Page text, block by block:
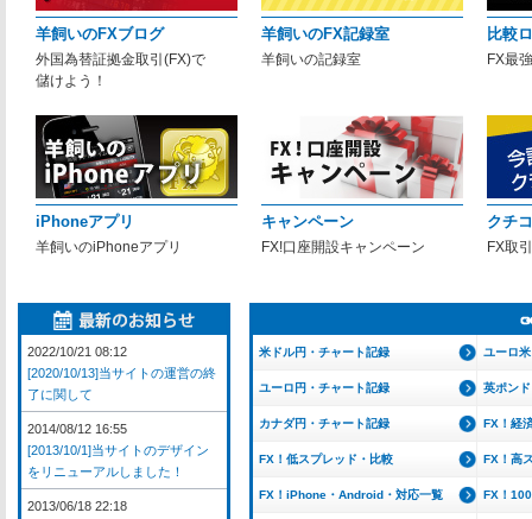
羊飼いのFXブログ
外国為替証拠金取引(FX)で
儲けよう！
羊飼いのFX記録室
羊飼いの記録室
比較
FX最
iPhoneアプリ
羊飼いのiPhoneアプリ
キャンペーン
FX!口座開設キャンペーン
クチ
FX取
米ドル円・チャート記録 ユーロ
ユーロ円・チャート記録 英ポン
カナダ円・チャート記録 FX！経
FX！低スプレッド・比較 FX！高
FX！iPhone・Android・対応一覧 FX！
2022/10/21 08:12
[2020/10/13]当サイトの運営の終
了に関して
2014/08/12 16:55
[2013/10/1]当サイトのデザイン
をリニューアルしました！
2013/06/18 22:18